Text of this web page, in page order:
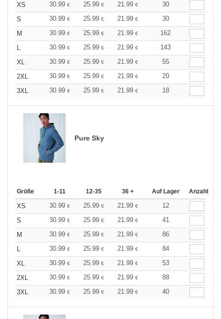
XS 30.99 € 25.99 € 21.99 €
30
S
30.99 € 25.99 € 21.99 €
30
M
30.99 € 25.99 € 21.99 €
162
L
30.99 € 25.99 € 21.99 €
143
XL
30.99 € 25.99 € 21.99 €
55
2XL
30.99 € 25.99 € 21.99 €
20
3XL
30.99 € 25.99 € 21.99 € 18
Pure Sky
Größe 1-11 12-35 36 + Auf Lager Anzahl
XS 30.99 € 25.99 € 21.99 €
12
S
30.99 € 25.99 € 21.99 €
41
M
30.99 € 25.99 € 21.99 €
86
L
30.99 € 25.99 € 21.99 €
84
XL
30.99 € 25.99 € 21.99 €
53
2XL
30.99 € 25.99 € 21.99 €
88
3XL
30.99 € 25.99 € 21.99 € 40